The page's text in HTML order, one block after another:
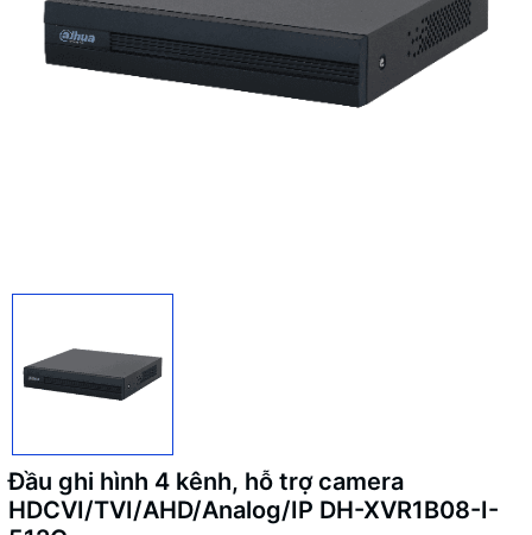
Đầu ghi hình 4 kênh, hỗ trợ camera
HDCVI/TVI/AHD/Analog/IP DH-XVR1B08-I-